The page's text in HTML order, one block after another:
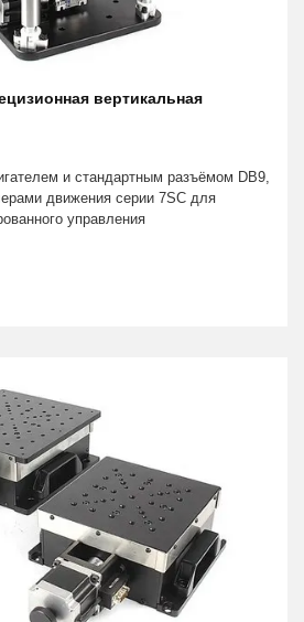
вертикальная
и стандартным разъёмом DB9,
движения серии 7SC для
управления